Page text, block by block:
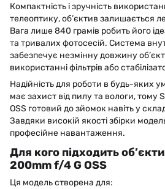
Компактність і зручність
телеоптику, об’єктив залишається
Вага лише 840 грамів робить його
та тривалих фотосесій. Система
забезпечує незмінну довжину
використанні фільтрів або
Надійність для роботи в будь-яких
має захист від пилу та вологи, тому
OSS готовий до зйомок навіть у
Завдяки високій якості збірки
професійне навантаження.
Для кого підходить
200mm f/4 G OSS
Ця модель створена для: